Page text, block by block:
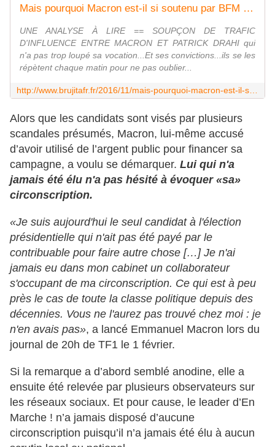
Mais pourquoi Macron est-il si soutenu par BFM TV? - MOINS de BIENS PLUS de LIENS
UNE ANALYSE À LIRE == SOUPÇON DE TRAFIC
D'INFLUENCE ENTRE MACRON ET PATRICK DRAHI qui
n'a pas trop loupé sa vocation...Et ses convictions...ils se les
répètent chaque matin pour ne pas oublier...
Alors que les candidats sont visés par plusieurs
scandales présumés, Macron, lui-même accusé
d’avoir utilisé de l’argent public pour financer sa
campagne, a voulu se démarquer. Lui qui n'a
jamais été élu n'a pas hésité à évoquer «sa»
circonscription.
«Je suis aujourd'hui le seul candidat à l'élection
présidentielle qui n'ait pas été payé par le
contribuable pour faire autre chose […] Je n'ai
jamais eu dans mon cabinet un collaborateur
s'occupant de ma circonscription. Ce qui est à peu
près le cas de toute la classe politique depuis des
décennies. Vous ne l'aurez pas trouvé chez moi : je
n'en avais pas», a lancé Emmanuel Macron lors du
journal de 20h de TF1 le 1 février.
Si la remarque a d’abord semblé anodine, elle a
ensuite été relevée par plusieurs observateurs sur
les réseaux sociaux. Et pour cause, le leader d’En
Marche ! n’a jamais disposé d’aucune
circonscription puisqu’il n’a jamais été élu à aucun